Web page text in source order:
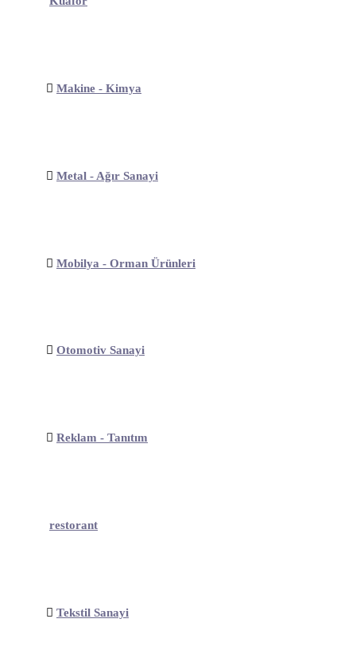
Makine - Kimya
Metal - Ağır Sanayi
Mobilya - Orman Ürünleri
Otomotiv Sanayi
Reklam - Tanıtım
restorant
Tekstil Sanayi